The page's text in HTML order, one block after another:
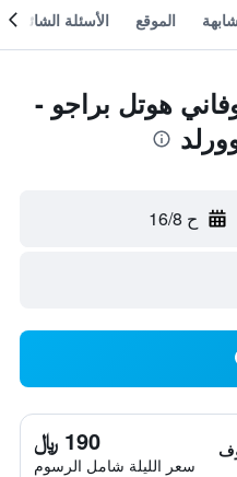
الموقع الأسئلة الشائعة
هوتل براجو -
ح 16/8
190 ﷼
سعر الليلة شامل الرسوم